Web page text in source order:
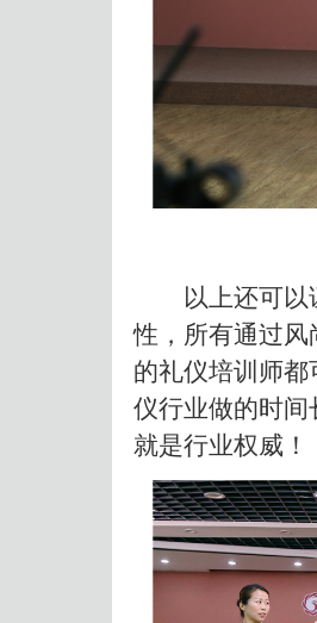
以上还可以证
性，所有通过风
的礼仪培训师
仪行业做的时
就是行业权威！